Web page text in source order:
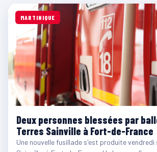
MARTINIQUE
Deux personnes blessées par
Terres Sainville à Fort-de-France
Une nouvelle fusillade s'est produite vendredi